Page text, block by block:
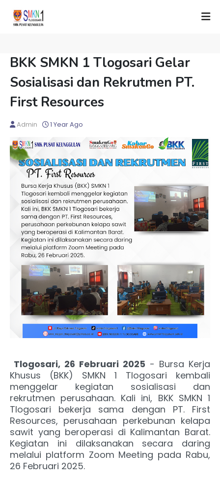
BKK SMKN 1 Tlogosari Gelar
Sosialisasi dan Rekrutmen PT.
First Resources
Admin 1 Year Ago
Tlogosari, 26 Februari 2025 - Bursa Kerja
Khusus (BKK) SMKN 1 Tlogosari kembali
menggelar kegiatan sosialisasi dan
rekrutmen perusahaan. Kali ini, BKK SMKN 1
Tlogosari bekerja sama dengan PT. First
Resources, perusahaan perkebunan kelapa
sawit yang beroperasi di Kalimantan Barat.
Kegiatan ini dilaksanakan secara daring
melalui platform Zoom Meeting pada Rabu,
26 Februari 2025.